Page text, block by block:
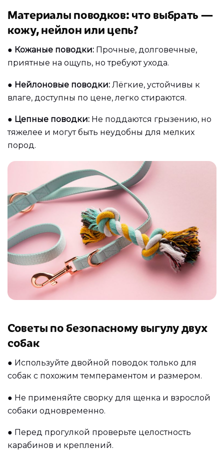
Материалы поводков: что выбрать —
кожу, нейлон или цепь?
● Кожаные поводки: Прочные, долговечные,
приятные на ощупь, но требуют ухода.
● Нейлоновые поводки: Лёгкие, устойчивы к
влаге, доступны по цене, легко стираются.
● Цепные поводки: Не поддаются грызению, но
тяжелее и могут быть неудобны для мелких
пород.
Советы по безопасному выгулу двух
собак
● Используйте двойной поводок только для
собак с похожим темпераментом и размером.
● Не применяйте сворку для щенка и взрослой
собаки одновременно.
● Перед прогулкой проверьте целостность
карабинов и креплений.